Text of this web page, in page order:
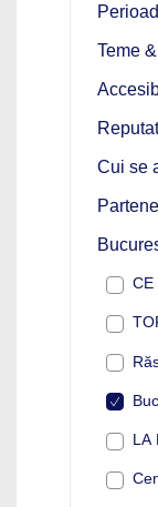
Teme
Cui se
CE
LA